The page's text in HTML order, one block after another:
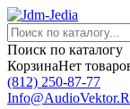
Поиск по каталогу
КорзинаНет
(812) 250-87-77